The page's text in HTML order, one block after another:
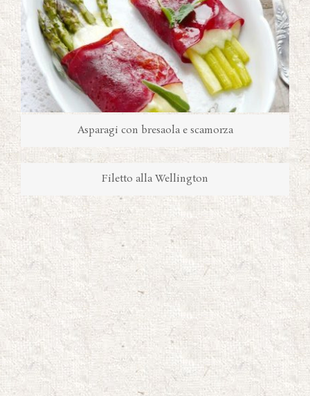
Asparagi con bresaola e scamorza
Filetto alla Wellington